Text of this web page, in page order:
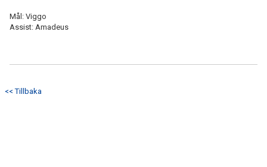
Mål: Viggo
Assist: Amadeus
<< Tillbaka